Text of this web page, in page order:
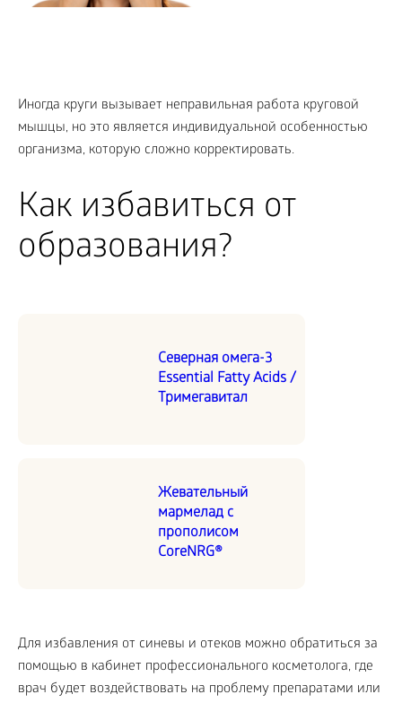
Иногда круги вызывает неправильная работа круговой
мышцы, но это является индивидуальной особенностью
организма, которую сложно корректировать.
Как избавиться от
образования?
Северная омега-3
Essential Fatty Acids /
Тримегавитал
Жевательный
мармелад с
прополисом
CoreNRG®
Для избавления от синевы и отеков можно обратиться за
помощью в кабинет профессионального косметолога, где
врач будет воздействовать на проблему препаратами или